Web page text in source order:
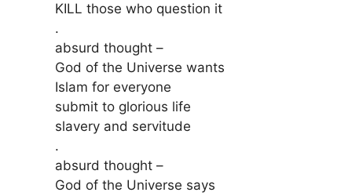
KILL those who question it
.
absurd thought –
God of the Universe wants
Islam for everyone
submit to glorious life
slavery and servitude
.
absurd thought –
God of the Universe says